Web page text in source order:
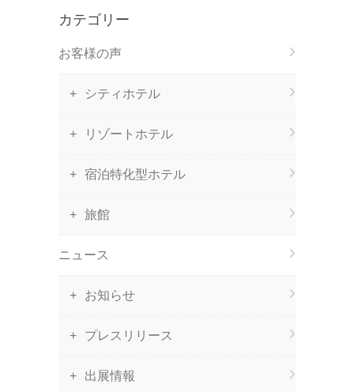
カテゴリー
お客様の声
シティホテル
リゾートホテル
宿泊特化型ホテル
旅館
ニュース
お知らせ
プレスリリース
出展情報